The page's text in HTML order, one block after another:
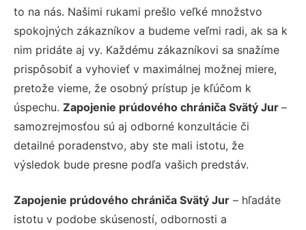
to na nás. Našimi rukami prešlo veľké množstvo
spokojných zákazníkov a budeme veľmi radi, ak sa k
nim pridáte aj vy. Každému zákazníkovi sa snažíme
prispôsobiť a vyhovieť v maximálnej možnej miere,
pretože vieme, že osobný prístup je kľúčom k
úspechu. Zapojenie prúdového chrániča Svätý Jur –
samozrejmosťou sú aj odborné konzultácie či
detailné poradenstvo, aby ste mali istotu, že
výsledok bude presne podľa vašich predstáv.
Zapojenie prúdového chrániča Svätý Jur – hľadáte
istotu v podobe skúseností, odbornosti a